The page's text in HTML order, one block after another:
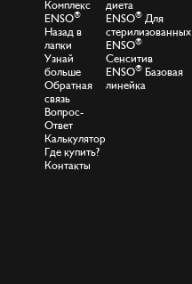
Комплекс
ENSO®
Назад в
лапки
Узнай
больше
Обратная
связь
Вопрос-
Ответ
Калькулятор
Где купить?
Контакты
диета
ENSO® Для
стерилизованных
ENSO®
Сенситив
ENSO® Базовая
линейка